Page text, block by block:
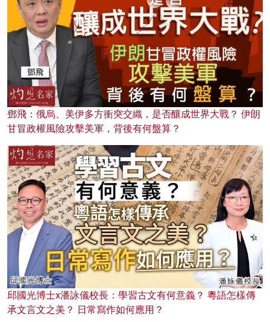
鄧飛：俄烏、美伊多方衝突交織，是否釀成世界大戰？ 伊朗
甘冒政權風險攻擊美軍，背後有何盤算？
邱國光博士x潘詠儀校長：學習古文有何意義？ 粵語怎樣傳
承文言文之美？ 日常寫作如何應用？